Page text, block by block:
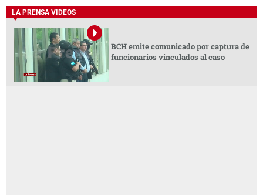
LA PRENSA VIDEOS
BCH emite comunicado por captura de
funcionarios vinculados al caso